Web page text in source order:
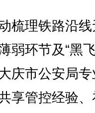
理铁路沿线
弱环节及“黑
庆市公安局
享管控经验